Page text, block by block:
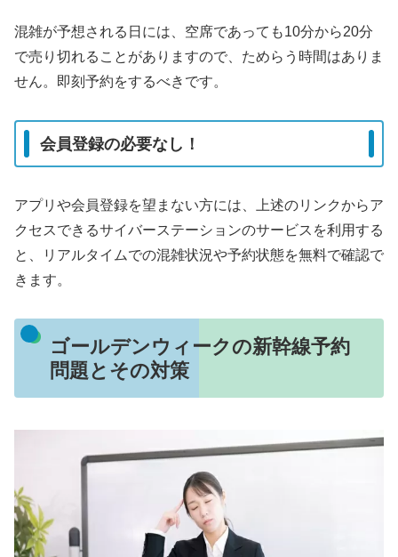
混雑が予想される日には、空席であっても10分から20分
で売り切れることがありますので、ためらう時間はありま
せん。即刻予約をするべきです。
会員登録の必要なし！
アプリや会員登録を望まない方には、上述のリンクからア
クセスできるサイバーステーションのサービスを利用する
と、リアルタイムでの混雑状況や予約状態を無料で確認で
きます。
ゴールデンウィークの新幹線予約
問題とその対策